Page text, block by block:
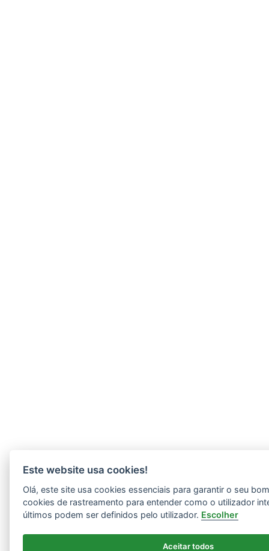
Este website usa cookies!
Olá, este site usa cookies essenciais para garantir o seu
cookies de rastreamento para entender como o utilizador
últimos podem ser definidos pelo utilizador. Escolher
Aceitar todos